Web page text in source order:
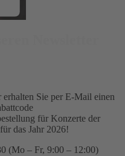
Sie per E-Mail einen
für Konzerte der
das Jahr 2026!
(Mo – Fr, 9:00 – 12:00)